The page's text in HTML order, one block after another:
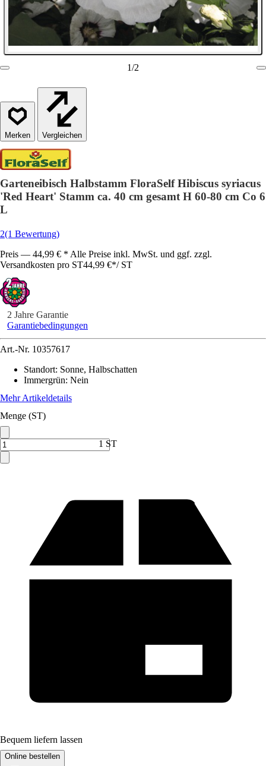
1/2
Vergleichen
Garteneibisch Halbstamm FloraSelf Hibiscus syriacus
'Red Heart' Stamm ca. 40 cm gesamt H 60-80 cm Co 6
L
2(1 Bewertung)
Preis — 44,99 € * Alle Preise inkl. MwSt. und ggf. zzgl.
Versandkosten pro ST44,99 €*/ ST
2 Jahre Garantie
Garantiebedingungen
Art.-Nr. 10357617
Standort: Sonne, Halbschatten
Immergrün: Nein
Mehr Artikeldetails
Menge (ST)
1 ST
Bequem liefern lassen
Online bestellen